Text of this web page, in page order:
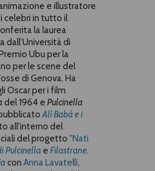
e illustratore
celebri in tutto il
la laurea
dall’Università di
Ubu per la
per le scene del
di Genova. Ha
Oscar per i film
del 1964 e Pulcinella
Alì Babà e i
all'interno del
del progetto "Nati
Pulcinella e Filastrane.
con Anna Lavatelli,